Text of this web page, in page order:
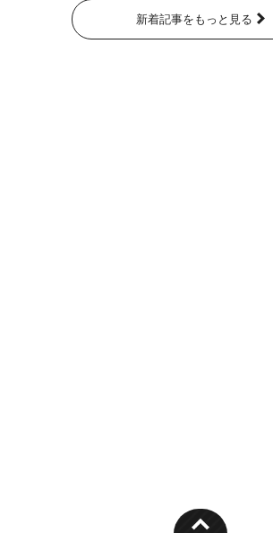
新着記事をもっと見る